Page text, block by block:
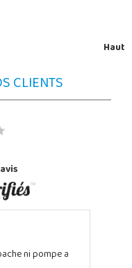
Haut
CLIENTS
ni pompe a